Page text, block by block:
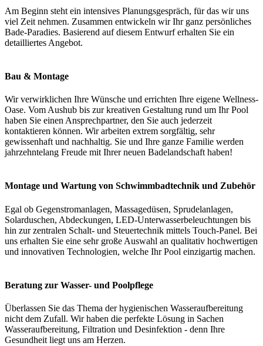
Am Beginn steht ein intensives Planungsgespräch, für das wir uns
viel Zeit nehmen. Zusammen entwickeln wir Ihr ganz persönliches
Bade-Paradies. Basierend auf diesem Entwurf erhalten Sie ein
detailliertes Angebot.
Bau & Montage
Wir verwirklichen Ihre Wünsche und errichten Ihre eigene Wellness-
Oase. Vom Aushub bis zur kreativen Gestaltung rund um Ihr Pool
haben Sie einen Ansprechpartner, den Sie auch jederzeit
kontaktieren können. Wir arbeiten extrem sorgfältig, sehr
gewissenhaft und nachhaltig. Sie und Ihre ganze Familie werden
jahrzehntelang Freude mit Ihrer neuen Badelandschaft haben!
Montage und Wartung von Schwimmbadtechnik und Zubehör
Egal ob Gegenstromanlagen, Massagedüsen, Sprudelanlagen,
Solarduschen, Abdeckungen, LED-Unterwasserbeleuchtungen bis
hin zur zentralen Schalt- und Steuertechnik mittels Touch-Panel. Bei
uns erhalten Sie eine sehr große Auswahl an qualitativ hochwertigen
und innovativen Technologien, welche Ihr Pool einzigartig machen.
Beratung zur Wasser- und Poolpflege
Überlassen Sie das Thema der hygienischen Wasseraufbereitung
nicht dem Zufall. Wir haben die perfekte Lösung in Sachen
Wasseraufbereitung, Filtration und Desinfektion - denn Ihre
Gesundheit liegt uns am Herzen.